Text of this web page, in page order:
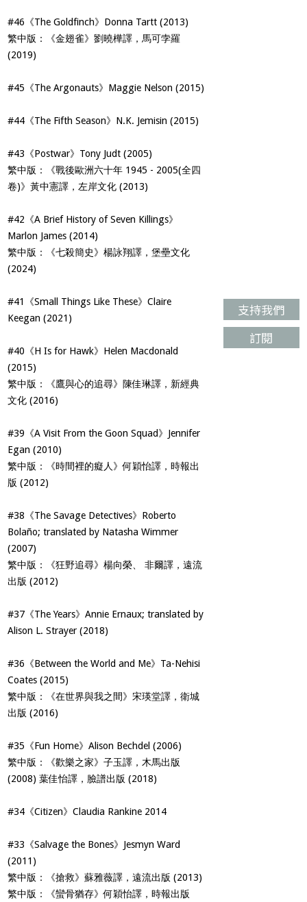
#46《The Goldfinch》Donna Tartt (2013)
繁中版：《金翅雀》劉曉樺譯，馬可孛羅
(2019)
#45《The Argonauts》Maggie Nelson (2015)
#44《The Fifth Season》N.K. Jemisin (2015)
#43《Postwar》Tony Judt (2005)
繁中版：《戰後歐洲六十年 1945 - 2005(全四
卷)》黃中憲譯，左岸文化 (2013)
#42《A Brief History of Seven Killings》
Marlon James (2014)
繁中版：《七殺簡史》楊詠翔譯，堡壘文化
(2024)
#41《Small Things Like These》Claire
Keegan (2021)
#40《H Is for Hawk》Helen Macdonald
(2015)
繁中版：《鷹與心的追尋》陳佳琳譯，新經典
文化 (2016)
#39《A Visit From the Goon Squad》Jennifer
Egan (2010)
繁中版：《時間裡的癡人》何穎怡譯，時報出
版 (2012)
#38《The Savage Detectives》Roberto
Bolaño; translated by Natasha Wimmer
(2007)
繁中版：《狂野追尋》楊向榮、 非爾譯，遠流
出版 (2012)
#37《The Years》Annie Ernaux; translated by
Alison L. Strayer (2018)
#36《Between the World and Me》Ta-Nehisi
Coates (2015)
繁中版：《在世界與我之間》宋瑛堂譯，衛城
出版 (2016)
#35《Fun Home》Alison Bechdel (2006)
繁中版：《歡樂之家》子玉譯，木馬出版
(2008) 葉佳怡譯，臉譜出版 (2018)
#34《Citizen》Claudia Rankine 2014
#33《Salvage the Bones》Jesmyn Ward
(2011)
繁中版：《搶救》蘇雅薇譯，遠流出版 (2013)
繁中版：《蠻骨猶存》何穎怡譯，時報出版
支持我們
訂閱